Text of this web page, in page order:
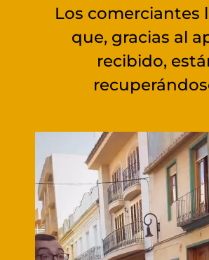
Los comerciantes
que, gracias al
recibido,